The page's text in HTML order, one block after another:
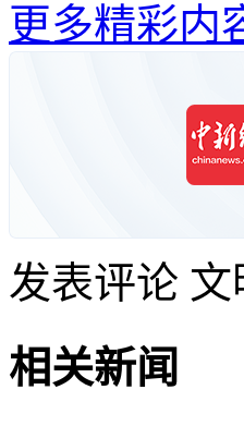
更多精彩内
发表评论 文
相关新闻